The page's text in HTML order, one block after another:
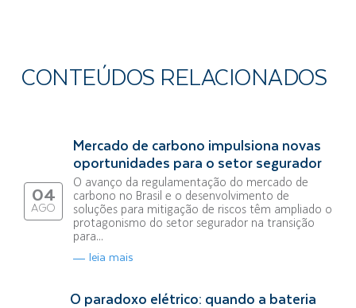
CONTEÚDOS RELACIONADOS
04
AGO
Mercado de carbono impulsiona novas
oportunidades para o setor segurador
O avanço da regulamentação do mercado de
carbono no Brasil e o desenvolvimento de
soluções para mitigação de riscos têm ampliado o
protagonismo do setor segurador na transição
para...
leia mais
O paradoxo elétrico: quando a bateria